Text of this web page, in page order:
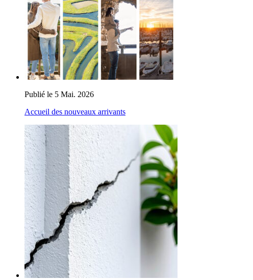
Publié le 5 Mai. 2026
Accueil des nouveaux arrivants